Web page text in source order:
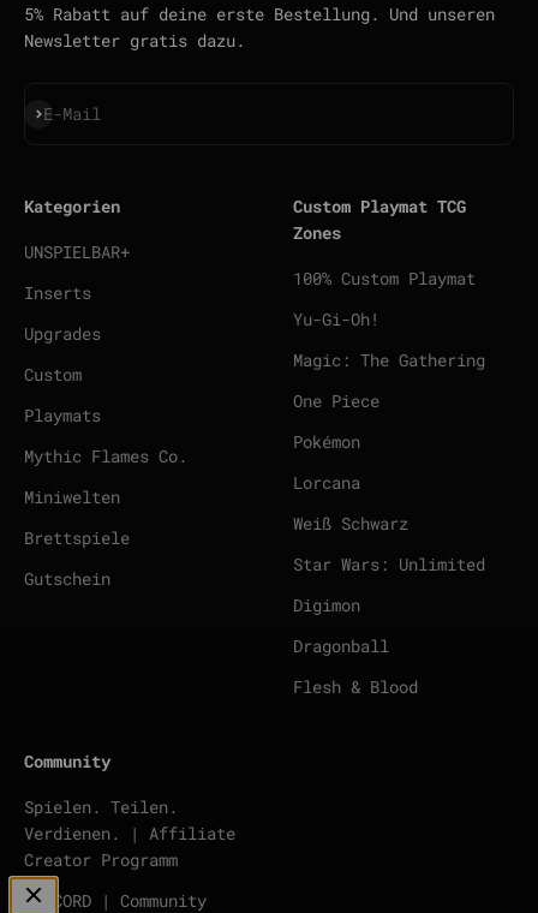
5% Rabatt auf deine erste Bestellung. Und unseren
Newsletter gratis dazu.
E-Mail
Abonnieren
Kategorien
UNSPIELBAR+
Inserts
Upgrades
Custom
Playmats
Mythic Flames Co.
Miniwelten
Brettspiele
Gutschein
Custom Playmat TCG
Zones
100% Custom Playmat
Yu-Gi-Oh!
Magic: The Gathering
One Piece
Pokémon
Lorcana
Weiß Schwarz
Star Wars: Unlimited
Digimon
Dragonball
Flesh & Blood
Community
Spielen. Teilen.
Verdienen. | Affiliate
Creator Programm
DISCORD | Community